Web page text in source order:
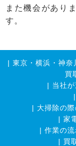
また機会があり
す。
| 東京・横浜・神
買
| 当社
|
| 大掃除の
| 家
| 作業の流
| 買